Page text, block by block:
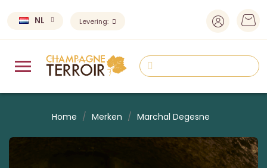
NL Levering:
Home Merken Marchal Degesne